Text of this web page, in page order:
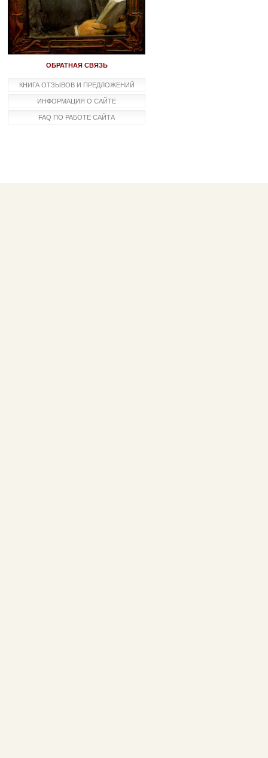
ОБРАТНАЯ СВЯЗЬ
КНИГА ОТЗЫВОВ И ПРЕДЛОЖЕНИЙ
ИНФОРМАЦИЯ О САЙТЕ
FAQ ПО РАБОТЕ САЙТА